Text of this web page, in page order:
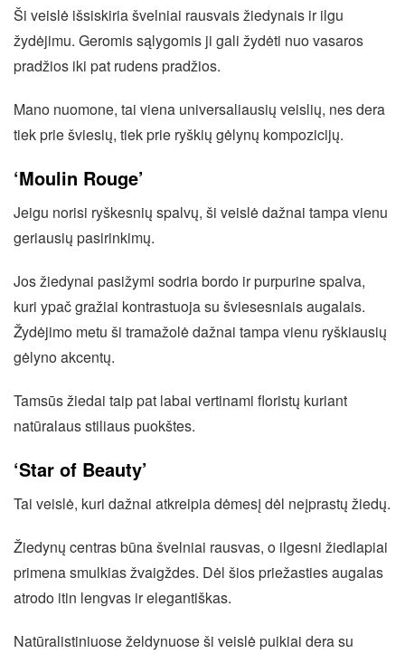
Ši veislė išsiskiria švelniai rausvais žiedynais ir ilgu
žydėjimu. Geromis sąlygomis ji gali žydėti nuo vasaros
pradžios iki pat rudens pradžios.
Mano nuomone, tai viena universaliausių veislių, nes dera
tiek prie šviesių, tiek prie ryškių gėlynų kompozicijų.
‘Moulin Rouge’
Jeigu norisi ryškesnių spalvų, ši veislė dažnai tampa vienu
geriausių pasirinkimų.
Jos žiedynai pasižymi sodria bordo ir purpurine spalva,
kuri ypač gražiai kontrastuoja su šviesesniais augalais.
Žydėjimo metu ši tramažolė dažnai tampa vienu ryškiausių
gėlyno akcentų.
Tamsūs žiedai taip pat labai vertinami floristų kuriant
natūralaus stiliaus puokštes.
‘Star of Beauty’
Tai veislė, kuri dažnai atkreipia dėmesį dėl neįprastų žiedų.
Žiedynų centras būna švelniai rausvas, o ilgesni žiedlapiai
primena smulkias žvaigždes. Dėl šios priežasties augalas
atrodo itin lengvas ir elegantiškas.
Natūralistiniuose želdynuose ši veislė puikiai dera su